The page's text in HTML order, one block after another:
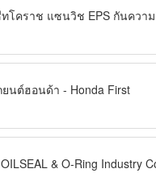
โคราช แซนวิช EPS กันควา
นต์ฮอนด้า - Honda First
& O-Ring Industry